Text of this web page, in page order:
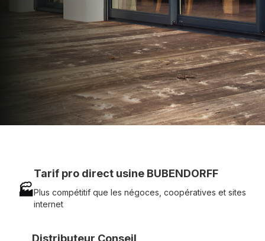
07 83 35 69 17
MON DEVIS MOTEUR
Voir tous nos produits
🏭
Tarif pro direct usine BUBENDORFF
Plus compétitif que les négoces, coopératives et sites
internet
Distributeur Conseil